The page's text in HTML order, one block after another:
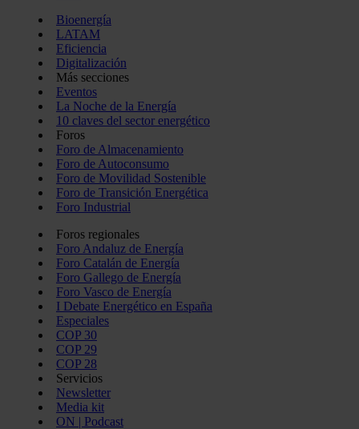
Bioenergía
LATAM
Eficiencia
Digitalización
Más secciones
Eventos
La Noche de la Energía
10 claves del sector energético
Foros
Foro de Almacenamiento
Foro de Autoconsumo
Foro de Movilidad Sostenible
Foro de Transición Energética
Foro Industrial
Foros regionales
Foro Andaluz de Energía
Foro Catalán de Energía
Foro Gallego de Energía
Foro Vasco de Energía
I Debate Energético en España
Especiales
COP 30
COP 29
COP 28
Servicios
Newsletter
Media kit
ON | Podcast